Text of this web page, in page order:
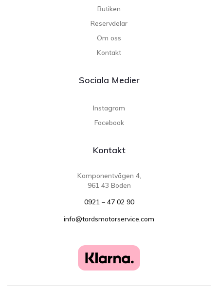
Butiken
Reservdelar
Om oss
Kontakt
Sociala Medier
Instagram
Facebook
Kontakt
Komponentvägen 4,
961 43 Boden
0921 – 47 02 90
info@tordsmotorservice.com